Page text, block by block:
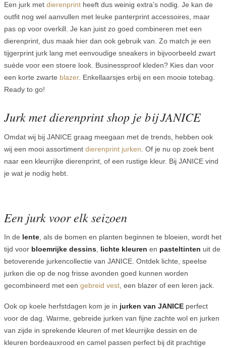
Een jurk met dierenprint heeft dus weinig extra’s nodig. Je kan de
outfit nog wel aanvullen met leuke panterprint accessoires, maar
pas op voor overkill. Je kan juist zo goed combineren met een
dierenprint, dus maak hier dan ook gebruik van. Zo match je een
tijgerprint jurk lang met eenvoudige sneakers in bijvoorbeeld zwart
suède voor een stoere look. Businessproof kleden? Kies dan voor
een korte zwarte blazer. Enkellaarsjes erbij en een mooie totebag.
Ready to go!
Jurk met dierenprint shop je bij JANICE
Omdat wij bij JANICE graag meegaan met de trends, hebben ook
wij een mooi assortiment dierenprint jurken . Of je nu op zoek bent
naar een kleurrijke dierenprint, of een rustige kleur. Bij JANICE vind
je wat je nodig hebt.
Een jurk voor elk seizoen
In de lente, als de bomen en planten beginnen te bloeien, wordt het
tijd voor bloemrijke dessins, lichte kleuren en pasteltinten uit de
betoverende jurkencollectie van JANICE. Ontdek lichte, speelse
jurken die op de nog frisse avonden goed kunnen worden
gecombineerd met een gebreid vest, een blazer of een leren jack.
Ook op koele herfstdagen kom je in jurken van JANICE perfect
voor de dag. Warme, gebreide jurken van fijne zachte wol en jurken
van zijde in sprekende kleuren of met kleurrijke dessin en de
kleuren bordeauxrood en camel passen perfect bij dit prachtige